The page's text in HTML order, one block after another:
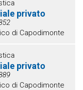
privato
di Capodimonte
privato
di Capodimonte